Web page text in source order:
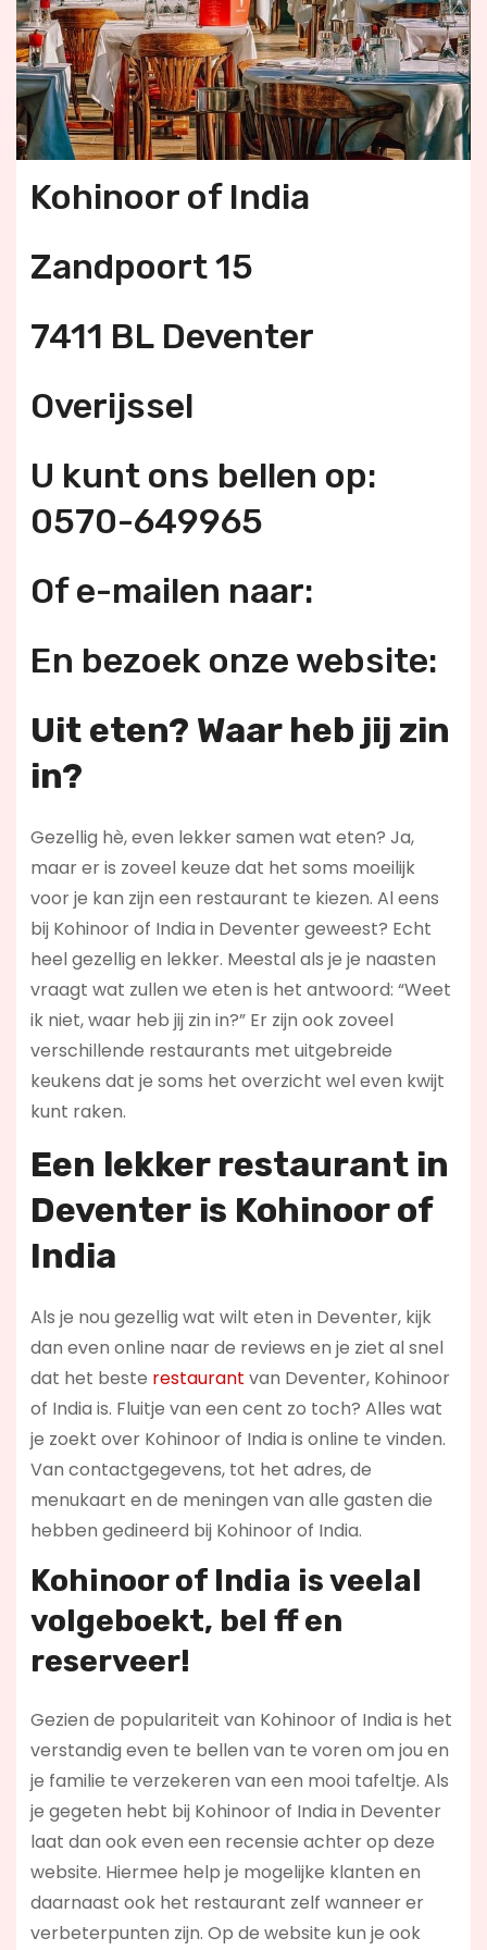
Kohinoor of India
Zandpoort 15
7411 BL Deventer
Overijssel
U kunt ons bellen op:
0570-649965
Of e-mailen naar:
En bezoek onze website:
Uit eten? Waar heb jij zin
in?
Gezellig hè, even lekker samen wat eten? Ja,
maar er is zoveel keuze dat het soms moeilijk
voor je kan zijn een restaurant te kiezen. Al eens
bij Kohinoor of India in Deventer geweest? Echt
heel gezellig en lekker. Meestal als je je naasten
vraagt wat zullen we eten is het antwoord: “Weet
ik niet, waar heb jij zin in?” Er zijn ook zoveel
verschillende restaurants met uitgebreide
keukens dat je soms het overzicht wel even kwijt
kunt raken.
Een lekker restaurant in
Deventer is Kohinoor of
India
Als je nou gezellig wat wilt eten in Deventer, kijk
dan even online naar de reviews en je ziet al snel
dat het beste restaurant van Deventer, Kohinoor
of India is. Fluitje van een cent zo toch? Alles wat
je zoekt over Kohinoor of India is online te vinden.
Van contactgegevens, tot het adres, de
menukaart en de meningen van alle gasten die
hebben gedineerd bij Kohinoor of India.
Kohinoor of India is veelal
volgeboekt, bel ff en
reserveer!
Gezien de populariteit van Kohinoor of India is het
verstandig even te bellen van te voren om jou en
je familie te verzekeren van een mooi tafeltje. Als
je gegeten hebt bij Kohinoor of India in Deventer
laat dan ook even een recensie achter op deze
website. Hiermee help je mogelijke klanten en
daarnaast ook het restaurant zelf wanneer er
verbeterpunten zijn. Op de website kun je ook